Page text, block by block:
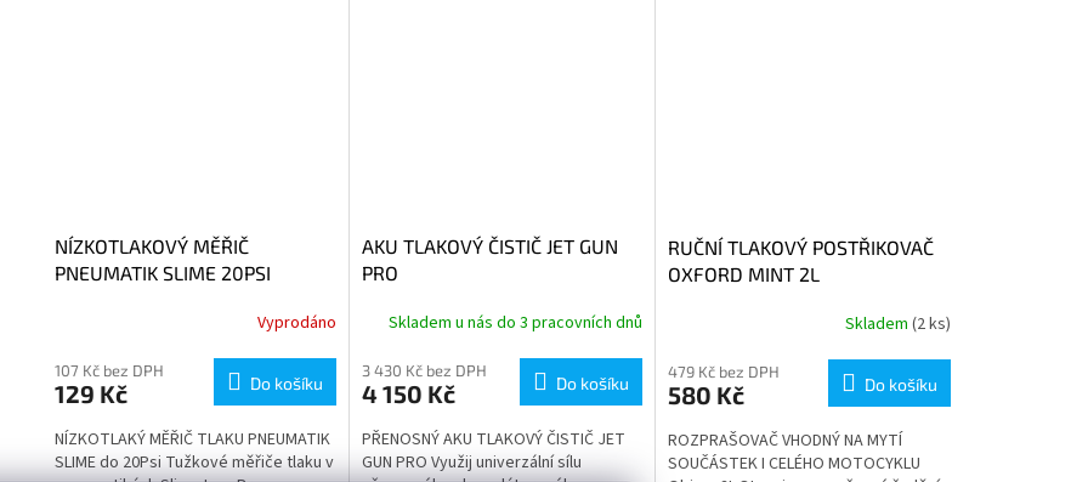
NÍZKOTLAKOVÝ MĚŘIČ
PNEUMATIK SLIME 20PSI
Vyprodáno
107 Kč bez DPH
129 Kč Do košíku
NÍZKOTLAKÝ MĚŘIČ TLAKU PNEUMATIK
SLIME do 20Psi Tužkové měřiče tlaku v
AKU TLAKOVÝ ČISTIČ JET GUN
PRO
Skladem u nás do 3 pracovních dnů
3 430 Kč bez DPH
4 150 Kč Do košíku
PŘENOSNÝ AKU TLAKOVÝ ČISTIČ JET
GUN PRO Využij univerzální sílu
RUČNÍ TLAKOVÝ POSTŘIKOVAČ
OXFORD MINT 2L
Skladem (2 ks)
479 Kč bez DPH
580 Kč Do košíku
ROZPRAŠOVAČ VHODNÝ NA MYTÍ
SOUČÁSTEK I CELÉHO MOTOCYKLU